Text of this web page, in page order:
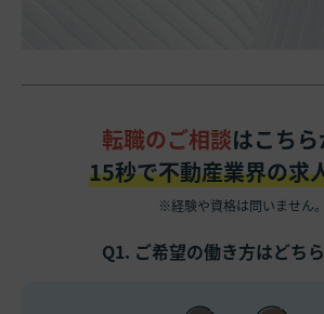
転職のご相談はこちら
15秒で不動産業界の求
※経験や資格は問いません。
Q1. ご希望の働き方はどち